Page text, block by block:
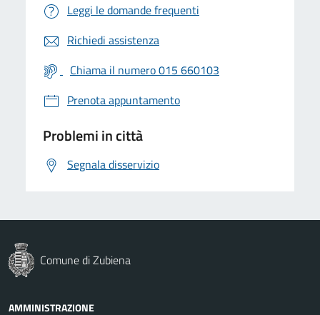
Leggi le domande frequenti
Richiedi assistenza
Chiama il numero 015 660103
Prenota appuntamento
Problemi in città
Segnala disservizio
Comune di Zubiena
AMMINISTRAZIONE